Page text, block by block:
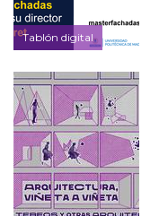
Tablón digital